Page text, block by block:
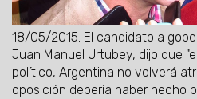
18/05/2015. El candidato a
Juan Manuel Urtubey, dijo que
político, Argentina no volverá
oposición debería haber hecho